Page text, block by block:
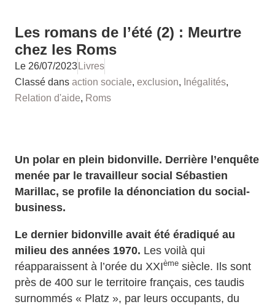
Les romans de l’été (2) : Meurtre
chez les Roms
Le 26/07/2023 Livres
Classé dans action sociale, exclusion, Inégalités,
Relation d'aide, Roms
Un polar en plein bidonville. Derrière l’enquête
menée par le travailleur social Sébastien
Marillac, se profile la dénonciation du social-
business.
Le dernier bidonville avait été éradiqué au
milieu des années 1970. Les voilà qui
réapparaissent à l’orée du XXIème siècle. Ils sont
près de 400 sur le territoire français, ces taudis
surnommés « Platz », par leurs occupants, du